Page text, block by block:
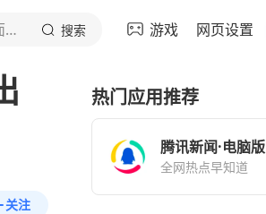
界面新闻 搜索 游戏 网页设置
关注
热门应用推荐
腾讯新闻·电脑版
全网热点早知道